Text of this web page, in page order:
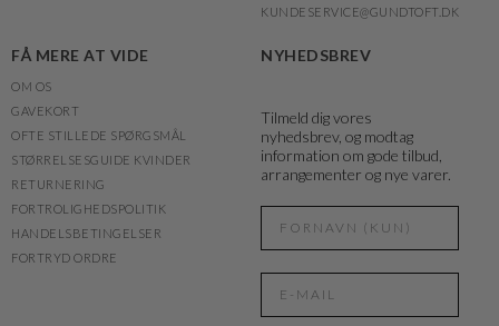
KUNDESERVICE@GUNDTOFT.DK
FÅ MERE AT VIDE
OM OS
GAVEKORT
OFTE STILLEDE SPØRGSMÅL
STØRRELSESGUIDE KVINDER
RETURNERING
FORTROLIGHEDSPOLITIK
HANDELSBETINGELSER
FORTRYD ORDRE
NYHEDSBREV
Tilmeld dig vores
nyhedsbrev, og modtag
information om gode tilbud,
arrangementer og nye varer.